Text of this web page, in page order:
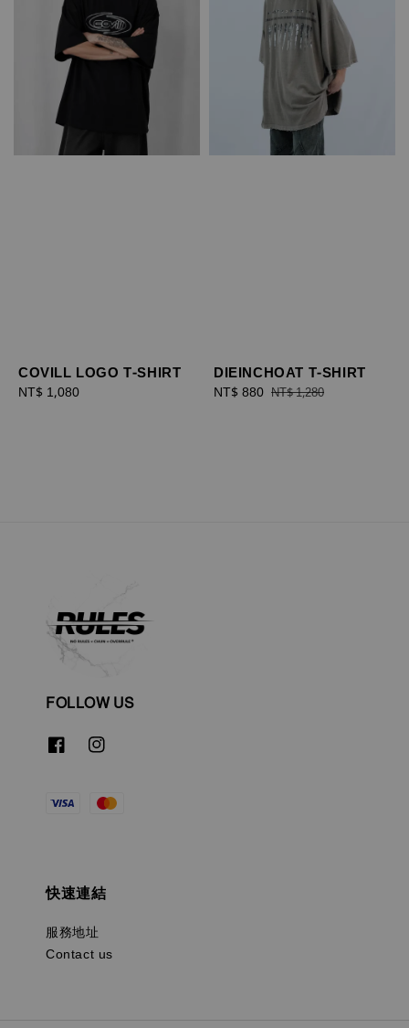
COVILL LOGO T-SHIRT
Regular
NT$ 1,080
DIEINCHOAT T-SHIRT
Sale
NT$ 880 Regular
NT$ 1,280
FOLLOW US
快速連結
服務地址
Contact us